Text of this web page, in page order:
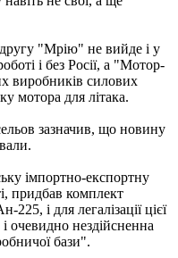
"Мрію" не вийде і у
і без Росії, а "Мотор-
виробників силових
мотора для літака.
зазначив, що новину
імпортно-експортну
придбав комплект
225, і для легалізації цієї
очевидно нездійсненна
бази".